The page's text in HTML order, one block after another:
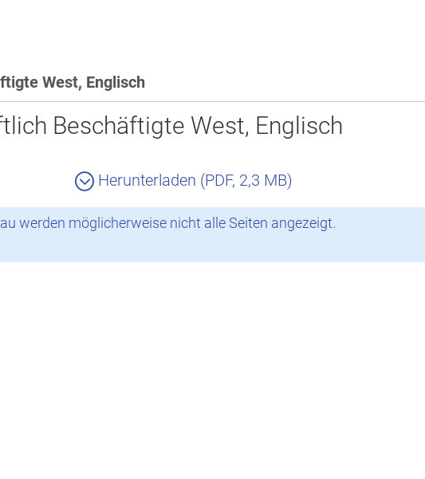
West, Englisch
Beschäftigte West, Englisch
Herunterladen (PDF, 2,3 MB)
werden möglicherweise nicht alle Seiten angezeigt.